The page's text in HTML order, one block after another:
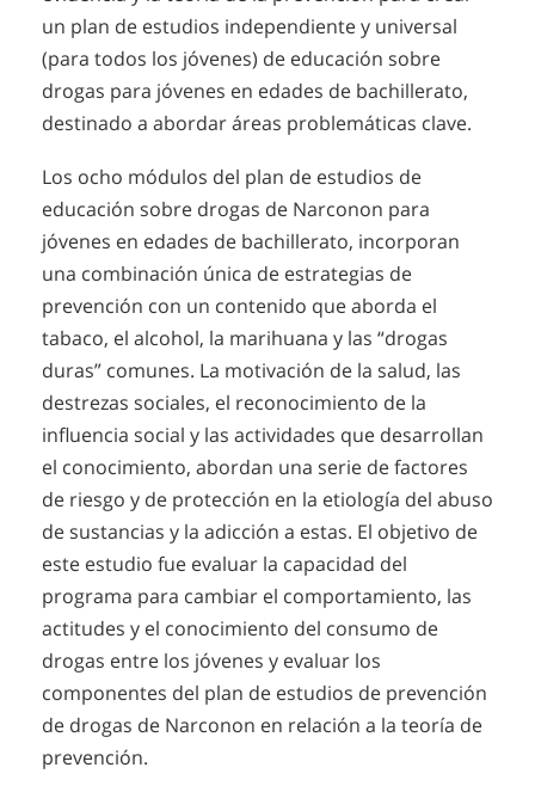
un plan de estudios independiente y universal
(para todos los jóvenes) de educación sobre
drogas para jóvenes en edades de bachillerato,
destinado a abordar áreas problemáticas clave.
Los ocho módulos del plan de estudios de
educación sobre drogas de Narconon para
jóvenes en edades de bachillerato, incorporan
una combinación única de estrategias de
prevención con un contenido que aborda el
tabaco, el alcohol, la marihuana y las “drogas
duras” comunes. La motivación de la salud, las
destrezas sociales, el reconocimiento de la
influencia social y las actividades que desarrollan
el conocimiento, abordan una serie de factores
de riesgo y de protección en la etiología del abuso
de sustancias y la adicción a estas. El objetivo de
este estudio fue evaluar la capacidad del
programa para cambiar el comportamiento, las
actitudes y el conocimiento del consumo de
drogas entre los jóvenes y evaluar los
componentes del plan de estudios de prevención
de drogas de Narconon en relación a la teoría de
prevención.